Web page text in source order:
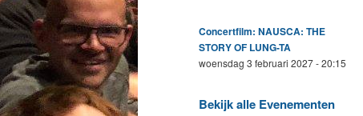
Concertfilm: NAUSCA: THE
STORY OF LUNG-TA
woensdag 3 februari 2027 - 20:15
Bekijk alle Evenementen